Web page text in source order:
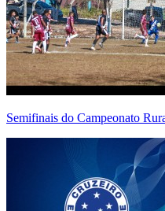
Semifinais do Campeonato